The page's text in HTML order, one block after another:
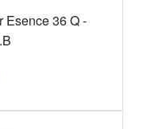
Esence 36 Q -